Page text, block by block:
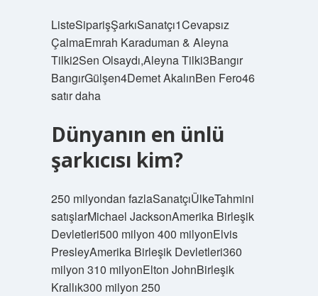
ListeSiparişŞarkıSanatçı1Cevapsız
ÇalmaEmrah Karaduman & Aleyna
Tilki2Sen Olsaydı,Aleyna Tilki3Bangır
BangırGülşen4Demet AkalınBen Fero46
satır daha
Dünyanın en ünlü
şarkıcısı kim?
250 milyondan fazlaSanatçıÜlkeTahmini
satışlarMichael JacksonAmerika Birleşik
Devletleri500 milyon 400 milyonElvis
PresleyAmerika Birleşik Devletleri360
milyon 310 milyonElton JohnBirleşik
Krallık300 milyon 250